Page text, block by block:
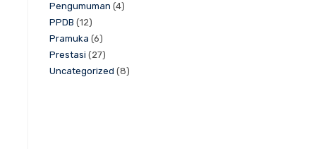
Pengumuman (4)
PPDB (12)
Pramuka (6)
Prestasi (27)
Uncategorized (8)